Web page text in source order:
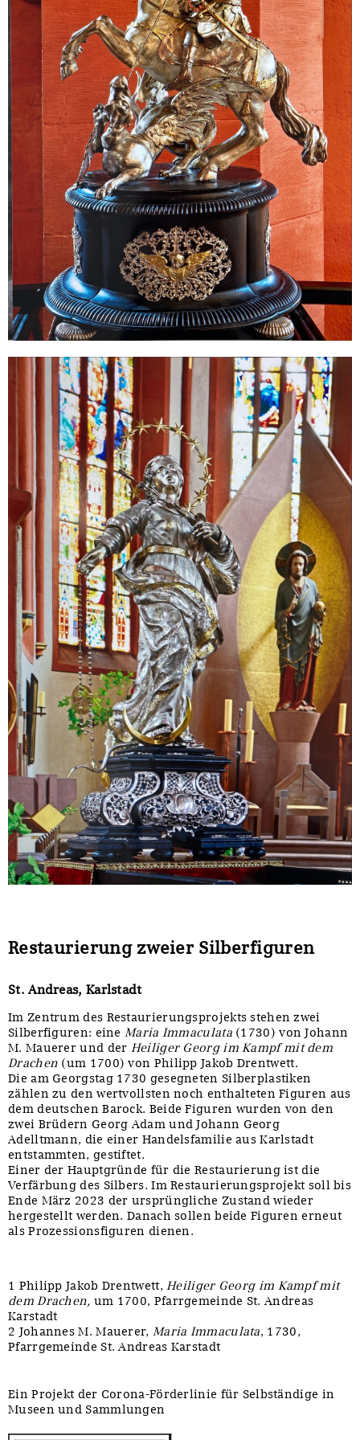
Restaurierung zweier Silberfiguren
St. Andreas, Karlstadt
Im Zentrum des Restaurierungsprojekts stehen zwei
Silberfiguren: eineMaria Immaculata(1730) von Johann
M. Mauerer und der Heiliger Georg im Kampf mit dem
Drachen (um 1700) von Philipp Jakob Drentwett.
Die am Georgstag 1730 gesegneten Silberplastiken
zählen zu den wertvollsten noch enthalteten Figuren aus
dem deutschen Barock. Beide Figuren wurden von den
zwei Brüdern Georg Adam und Johann Georg
Adelltmann, die einer Handelsfamilie aus Karlstadt
entstammten, gestiftet.
Einer der Hauptgründe für die Restaurierung ist die
Verfärbung des Silbers. Im Restaurierungsprojekt soll bis
Ende März 2023 der ursprüngliche Zustand wieder
hergestellt werden. Danach sollen beide Figuren erneut
als Prozessionsfiguren dienen.
1 Philipp Jakob Drentwett,Heiliger Georg im Kampf mit
dem Drachen, um 1700, Pfarrgemeinde St. Andreas
Karstadt
2 Johannes M. Mauerer, Maria Immaculata, 1730,
Pfarrgemeinde St. Andreas Karstadt
Ein Projekt der Corona-Förderlinie für Selbständige in
Museen und Sammlungen
Sonstiges